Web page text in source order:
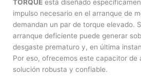
TORQUE está diseñado
impulso necesario en el arranque de
demandan un par de torque elevado.
arranque deficiente puede generar
desgaste prematuro y, en última
Por eso, ofrecemos este capacitor de
solución robusta y confiable.